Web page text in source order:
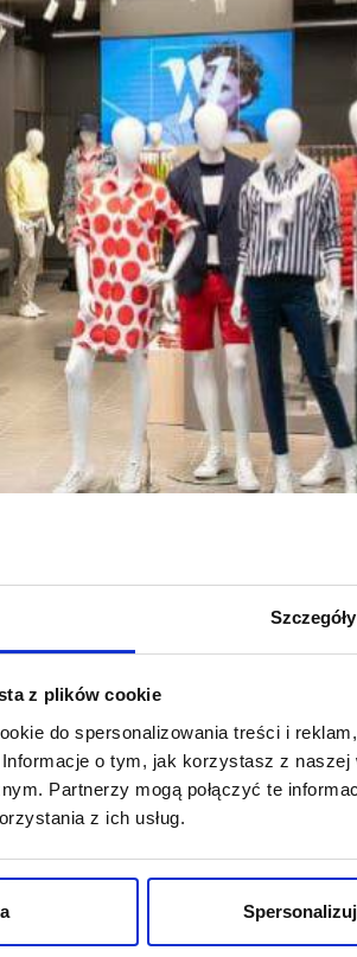
Szczegóły
z plików cookie
do spersonalizowania treści i
o tym, jak korzystasz z
Partnerzy mogą połączyć te
z ich usług.
Spersonalizuj
konsumpcyjnego na rynku
mln zł, o 0,6 proc. mniej niż w
375,2 mln zł (o 6,4 proc. więcej r/r).
osiągając przychody o wartości 50,5 mln
mniej niż w roku ubiegłym. Kanały online
Pomimo negatywnego wpływu
zanotowała najwyższą miesięczna
miesiącu utrzymuje pozytywną